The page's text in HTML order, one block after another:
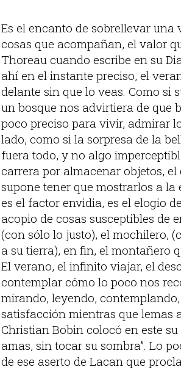
Es el encanto de sobrellevar una
cosas que acompañan, el valor
Thoreau cuando escribe en su
ahí en el instante preciso, el
delante sin que lo veas. Como si
un bosque nos advirtiera de que
poco preciso para vivir, admirar
lado, como si la sorpresa de la
fuera todo, y no algo
carrera por almacenar objetos, el
supone tener que mostrarlos a
es el factor envidia, es el elogio
acopio de cosas susceptibles de
(con sólo lo justo), el mochilero,
a su tierra), en fin, el montañero
El verano, el infinito viajar, el
contemplar cómo lo poco nos
mirando, leyendo,
satisfacción mientras que lemas
Christian Bobin colocó en este
amas, sin tocar su sombra”. Lo
de ese aserto de Lacan que